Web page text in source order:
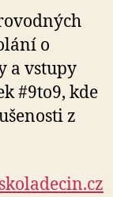
o
a vstupy
#9to9, kde
z